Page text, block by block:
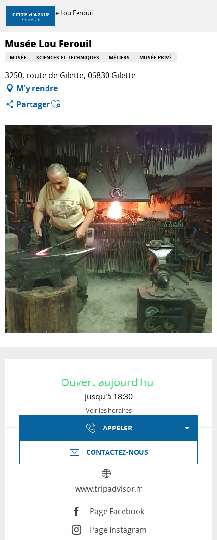
Aller
contenu
principal
DÉCOUVRIR
À FAIRE
SÉJOURNER
Accueil Musée Lou Ferouil
Musée Lou Ferouil
MUSÉE SCIENCES ET TECHNIQUES MÉTIERS MUSÉE PRIVÉ
3250, route de Gilette, 06830 Gilette
M'y rendre
PartagerAjouter aux favoris
Ouvert aujourd'hui
jusqu'à 18:30
Voir les horaires
APPELER
CONTACTEZ-NOUS
www.tripadvisor.fr
Page Facebook
Page Instagram